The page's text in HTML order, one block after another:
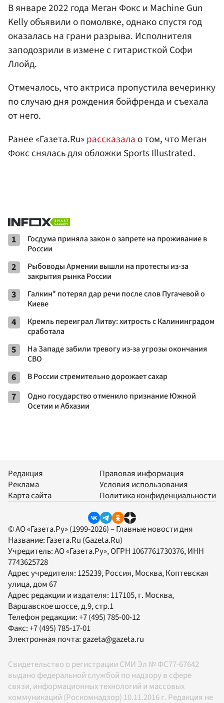
В январе 2022 года Меган Фокс и Machine Gun
Kelly объявили о помолвке, однако спустя год
оказалась на грани разрыва. Исполнителя
заподозрили в измене с гитаристкой Софи
Ллойд.
Отмечалось, что актриса пропустила вечеринку
по случаю дня рождения бойфренда и съехала
от него.
Ранее «Газета.Ru»рассказалао том, что Меган
Фокс снялась для обложки Sports Illustrated.
1
Госдума приняла закон о запрете на проживание в
России
2
Рыбоводы Армении вышли на протесты из-за
закрытия рынка России
3
Галкин* потерял дар речи после слов Пугачевой о
Киеве
4
Кремль переиграл Литву: хитрость с Калининградом
сработала
5
На Западе забили тревогу из-за угрозы окончания
СВО
6 В России стремительно дорожает сахар
7
Одно государство отменило признание Южной
Осетии и Абхазии
Редакция
Реклама
Карта сайта
Правовая информация
Условия использования
Политика конфиденциальности
© АО «Газета.Ру» (1999-2026) – Главные новости дня
Название: Газета.Ru (Gazeta.Ru)
Учредитель:АО «Газета.Ру», ОГРН 1067761730376, ИНН
7743625728
Адрес учредителя: 125239, Россия, Москва, Коптевская
улица, дом 67
Адрес редакции и издателя: 117105, г. Москва,
Варшавское шоссе, д.9, стр.1
Телефон редакции:+7 (495) 785-00-12
Факс:+7 (495) 785-17-01
Электронная почта: gazeta@gazeta.ru
Свидетельство о регистрации СМИ Эл № ФС77-67642
выдано федеральной службой по надзору в сфере
связи, информационных технологий и массовых
коммуникаций (Роскомнадзор) 10.11.2016 г. Редакция не